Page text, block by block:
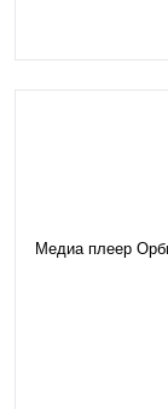
Медиа плеер